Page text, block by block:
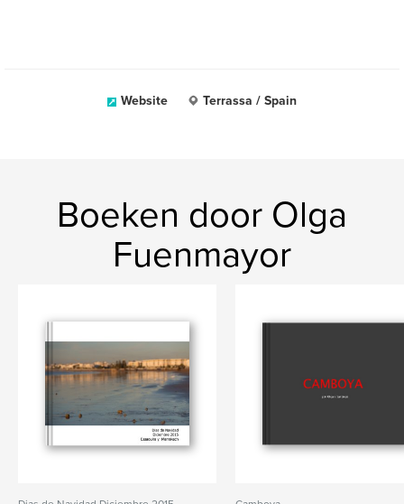
Website Terrassa / Spain
Boeken door Olga
Fuenmayor